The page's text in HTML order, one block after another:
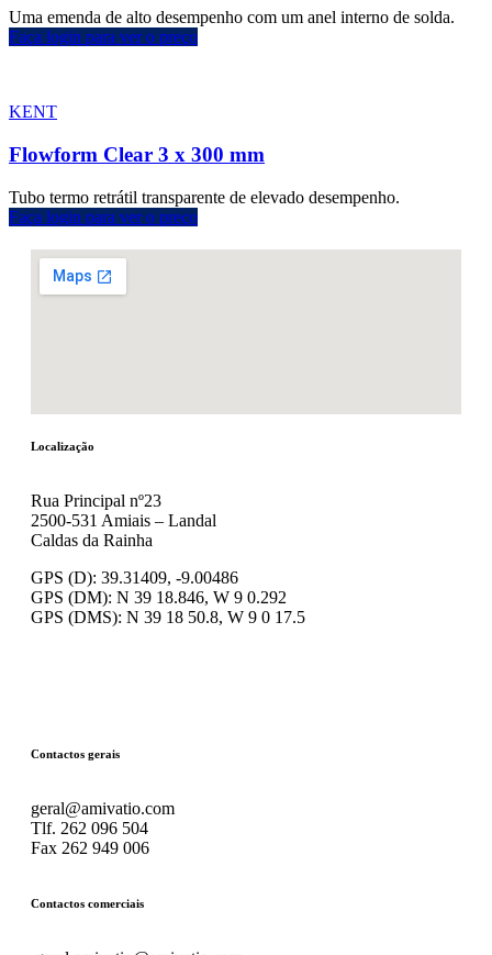
Uma emenda de alto desempenho com um anel interno de solda.
Faça login para ver o preço
KENT
Flowform Clear 3 x 300 mm
Tubo termo retrátil transparente de elevado desempenho.
Faça login para ver o preço
Localização
Rua Principal nº23
2500-531 Amiais – Landal
Caldas da Rainha
GPS (D): 39.31409, -9.00486
GPS (DM): N 39 18.846, W 9 0.292
GPS (DMS): N 39 18 50.8, W 9 0 17.5
Contactos gerais
geral@amivatio.com
Tlf. 262 096 504
Fax 262 949 006
Contactos comerciais